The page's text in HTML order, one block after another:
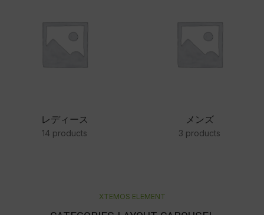
レディース
14 products
メンズ
3 products
XTEMOS ELEMENT